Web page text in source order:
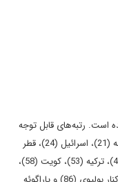
امارات با رتبه 27 درج شده است. رتبه‌های قابل توجه
دیگر به ترتیب: کره جنوبی (13)، آلمان (16)، فرانسه (21)، اسرائیل (24)، قطر
(34)، چین (38)، عربستان سعودی (42)، روسیه (48)، ترکیه (53)، کویت (58)،